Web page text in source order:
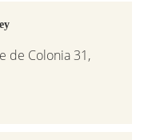
de Colonia 31,